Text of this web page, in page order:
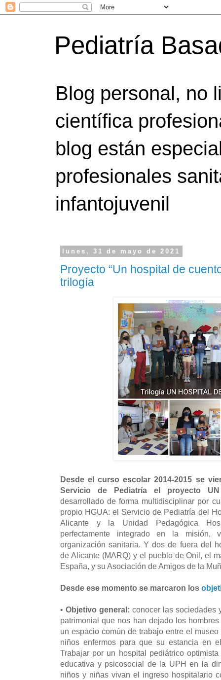
Pediatría
Blog personal, no
científica
blog están
profesionales
infantojuvenil
lunes, 31 de mayo de 2021
Proyecto “Un hospital de
trilogía
Desde el curso escolar 2014-2015 se
Servicio de Pediatría el proyecto UN
desarrollado de forma multidisciplinar por
propio HGUA: el Servicio de Pediatría del
Alicante y la Unidad Pedagógica
perfectamente integrado en la misión,
organización sanitaria. Y dos de fuera del
de Alicante (MARQ) y el pueblo de Onil, el
España, y su Asociación de Amigos de la
Desde ese momento se marcaron los
• Objetivo general: conocer las sociedades
patrimonial que nos han dejado los
un espacio común de trabajo entre el
niños enfermos para que su estancia en
Trabajar por un hospital pediátrico
educativa y psicosocial de la UPH en la
niños y niñas vivan el ingreso hospitalario